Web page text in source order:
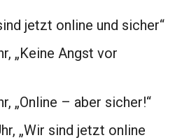
jetzt online und sicher“
„Keine Angst vor
„Online – aber sicher!“
„Wir sind jetzt online